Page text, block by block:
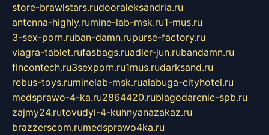
store-brawlstars.rudooraleksandria.ru
antenna-highly.rumine-lab-msk.ru1-mus.ru
3-sex-porn.ruban-damn.rupurse-factory.ru
viagra-tablet.rufasbags.ruadler-jun.rubandamn.ru
fincontech.ru3sexporn.ru1mus.rudarksand.ru
rebus-toys.ruminelab-msk.rualabuga-cityhotel.ru
medsprawo-4-ka.ru2864420.rublagodarenie-spb.ru
zajmy24.rutovudyi-4-kuhnyanazakaz.ru
brazzerscom.rumedsprawo4ka.ru